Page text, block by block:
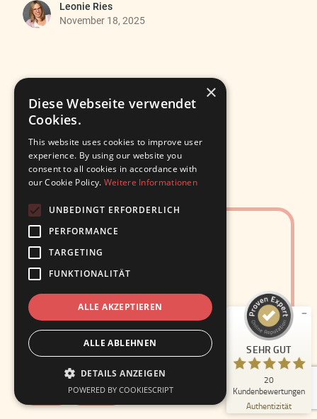
helfen, die richtige Balance zu finden.
Leonie Ries
November 18, 2025
Bildung
×
Diese Webseite verwendet
Cookies.
This website uses cookies to improve user
experience. By using our website you
consent to all cookies in accordance with
our Cookie Policy. Weitere Informationen
UNBEDINGT ERFORDERLICH
PERFORMANCE
TARGETING
FUNKTIONALITÄT
ALLE AKZEPTIEREN
ALLE ABLEHNEN
DETAILS ANZEIGEN
POWERED BY COOKIESCRIPT
SEHR GUT
20
Kundenbewertungen
Authentizität
Empfehlungen auf
ProvenExpert.com
5,00
20
Bewertungen auf ProvenExpert.com
Blick aufs ProvenExpert-Profil werfen
29.05.2026